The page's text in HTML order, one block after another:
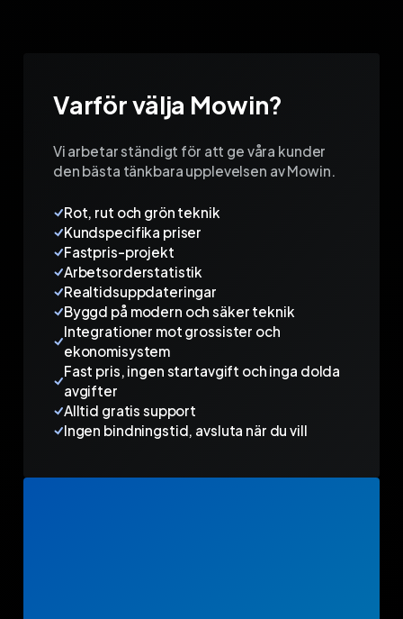
Varför välja Mowin?
Vi arbetar ständigt för att ge våra kunder
den bästa tänkbara upplevelsen av Mowin.
Rot, rut och grön teknik
Kundspecifika priser
Fastpris-projekt
Arbetsorderstatistik
Realtidsuppdateringar
Byggd på modern och säker teknik
Integrationer mot grossister och
ekonomisystem
Fast pris, ingen startavgift och inga dolda
avgifter
Alltid gratis support
Ingen bindningstid, avsluta när du vill